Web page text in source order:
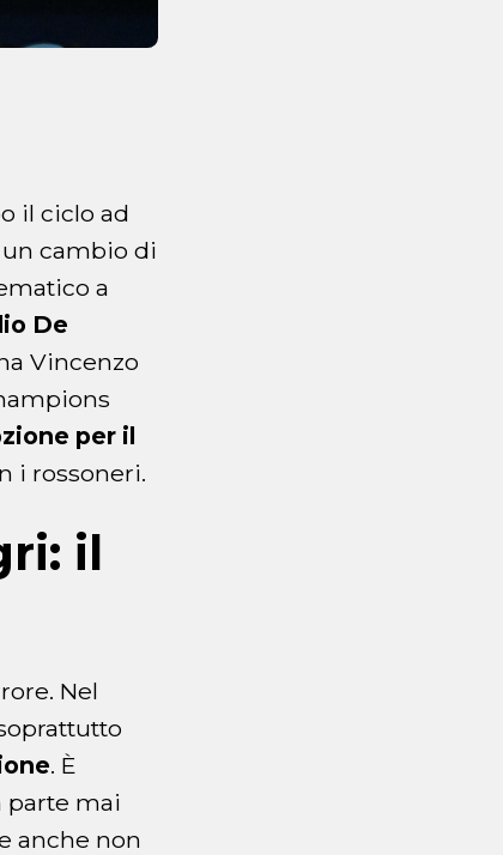
il ciclo ad
cambio di
a
De
Vincenzo
per il
i rossoneri.
il
Nel
. È
parte mai
anche non